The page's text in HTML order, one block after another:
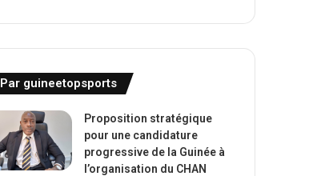
Par guineetopsports
Proposition stratégique
pour une candidature
progressive de la Guinée à
l’organisation du CHAN